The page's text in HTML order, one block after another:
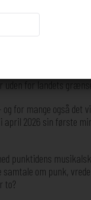
i musik. Han stod
et hævnband! Det
uden for landets
for mange også det
april 2026 sin første
punktidens
om punk,
to?